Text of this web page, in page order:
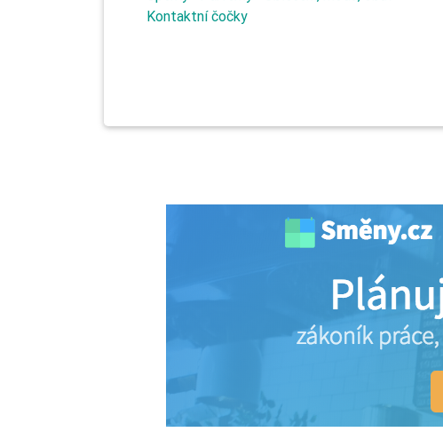
Kontaktní čočky